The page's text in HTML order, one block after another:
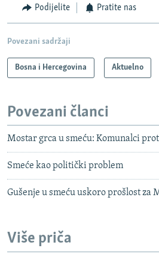
Podijelite Pratite nas
Povezani sadržaji
Bosna i Hercegovina Aktuelno
Povezani članci
Mostar grca u smeću: Komunalci
Smeće kao politički problem
Gušenje u smeću uskoro prošlost za
Više priča